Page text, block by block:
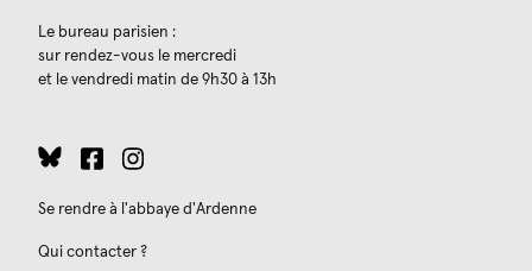
Le bureau parisien :
sur rendez-vous le mercredi
et le vendredi matin de 9h30 à 13h
Se rendre à l'abbaye d'Ardenne
Qui contacter ?